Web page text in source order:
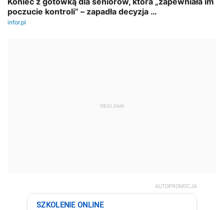
REKLAMA
AUTOPROMOCJA
SZKOLENIE ONLINE